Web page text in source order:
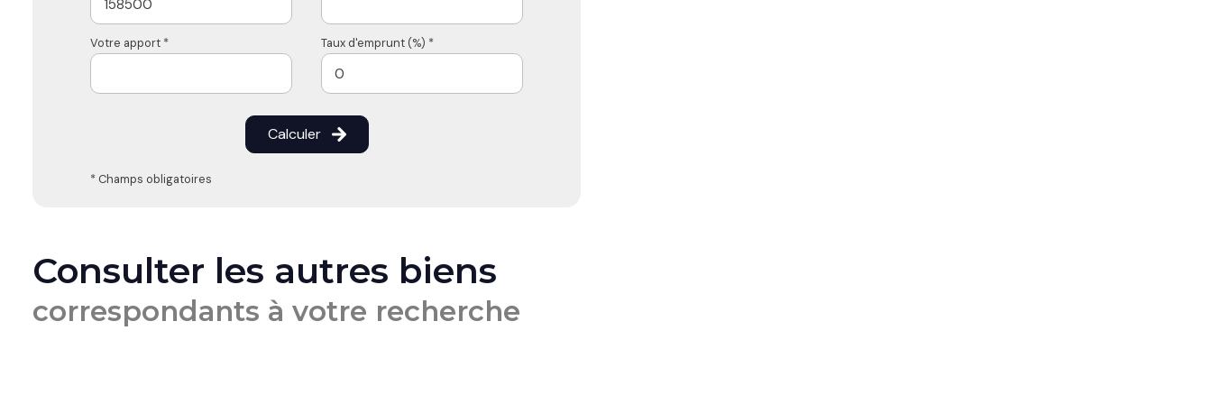
Votre apport * Taux d'emprunt (%) *
Calculer
* Champs obligatoires
Consulter les autres biens
correspondants à votre recherche